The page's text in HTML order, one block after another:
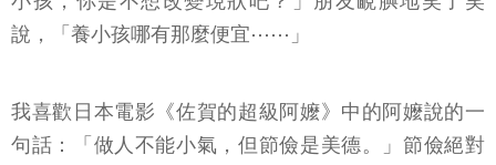
說，「養小孩哪有那麼便宜⋯⋯」
我喜歡日本電影《佐賀的超級阿嬤》中的阿嬤說的一
句話：「做人不能小氣，但節儉是美德。」節儉絕對